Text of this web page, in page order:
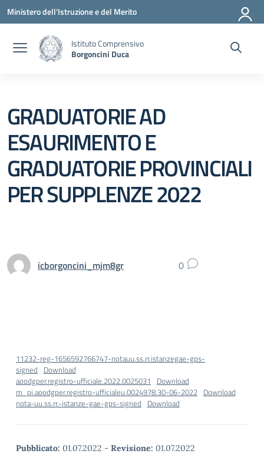
Vai ai contenuti
Vai al menu di navigazione
Vai al footer
Ministero dell'Istruzione e del Merito
Istituto Comprensivo
Borgoncini Duca
GRADUATORIE AD
ESAURIMENTO E
GRADUATORIE PROVINCIALI
PER SUPPLENZE 2022
icborgoncini_mjm8gr 0
11232-reg-1656592766747-notauu.ss.rr.istanzegae-gps-
signed Download
aoodgper.registro-ufficiale.2022.0025031
Download
m_pi.aoodgper.registro-ufficialeu.0024978.30-06-2022 Download
nota-uu.ss.rr.-istanze-gae-gps-signed Download
Pubblicato: 01.07.2022 - Revisione: 01.07.2022